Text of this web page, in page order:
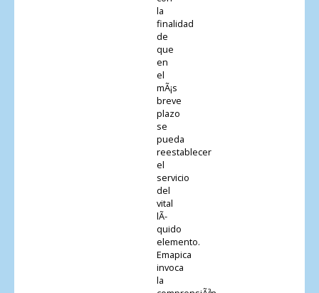
la
finalidad
de
que
en
el
mÃ¡s
breve
plazo
se
pueda
reestablecer
el
servicio
del
vital
lÃ­
quido
elemento.
Emapica
invoca
la